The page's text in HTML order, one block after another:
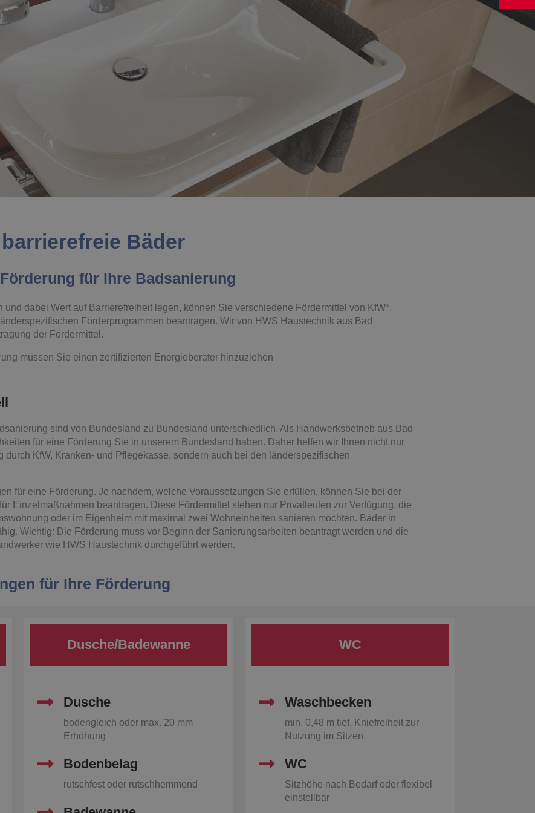
Bäder
für Ihre Badsanierung
dabei Wert auf Barrierefreiheit legen, können Sie verschiedene Fördermittel von KfW*,
Förderprogrammen beantragen. Wir von HWS Haustechnik aus Bad
der Fördermittel.
müssen Sie einen zertifizierten Energieberater hinzuziehen
sind von Bundesland zu Bundesland unterschiedlich. Als Handwerksbetrieb aus Bad
für eine Förderung Sie in unserem Bundesland haben. Daher helfen wir Ihnen nicht nur
durch KfW, Kranken- und Pflegekasse, sondern auch bei den länderspezifischen
für eine Förderung. Je nachdem, welche Voraussetzungen Sie erfüllen, können Sie bei der
Einzelmaßnahmen beantragen. Diese Fördermittel stehen nur Privatleuten zur Verfügung, die
oder im Eigenheim mit maximal zwei Wohneinheiten sanieren möchten. Bäder in
Wichtig: Die Förderung muss vor Beginn der Sanierungsarbeiten beantragt werden und die
wie HWS Haustechnik durchgeführt werden.
für Ihre Förderung
Dusche/Badewanne
Dusche
bodengleich oder max. 20 mm
Erhöhung
Bodenbelag
rutschfest oder rutschhemmend
WC
Waschbecken
min. 0,48 m tief, Kniefreiheit zur
Nutzung im Sitzen
WC
Sitzhöhe nach Bedarf oder flexibel
einstellbar